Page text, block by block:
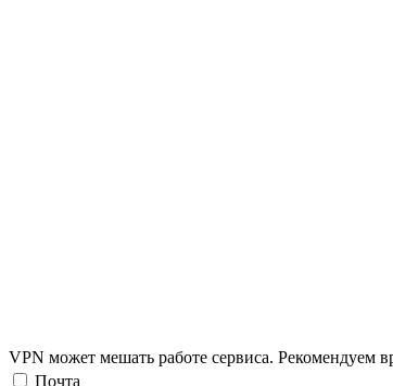
VPN может мешать работе сервиса. Рекомендуем
Почта